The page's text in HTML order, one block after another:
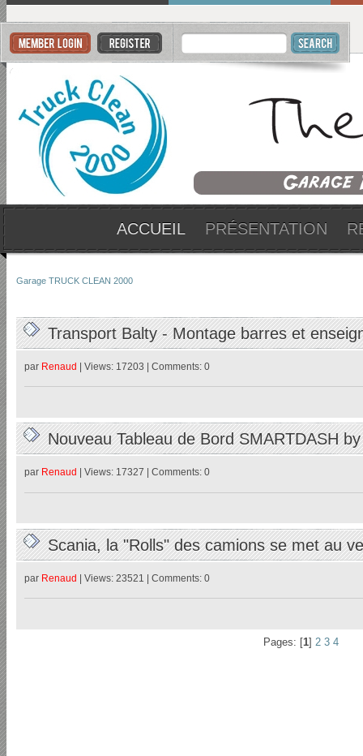
ACCUEIL PRÉSENTATION
Garage TRUCK CLEAN 2000
Transport Balty - Montage barres et
par Renaud | Views: 17203 | Comments: 0
Nouveau Tableau de Bord SMARTDASH
par Renaud | Views: 17327 | Comments: 0
Scania, la "Rolls" des camions se met au
26/02/2023
par Renaud | Views: 23521 | Comments: 0
Pages: [1] 2 3 4